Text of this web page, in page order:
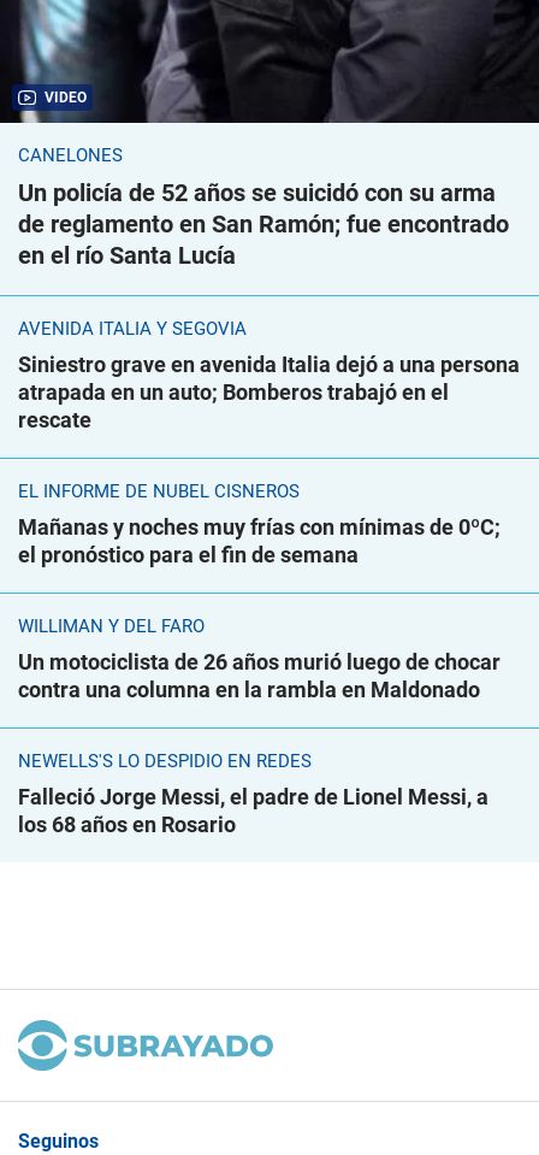
VIDEO
CANELONES
Un policía de 52 años se suicidó con su arma
de reglamento en San Ramón; fue encontrado
en el río Santa Lucía
AVENIDA ITALIA Y SEGOVIA
Siniestro grave en avenida Italia dejó a una persona
atrapada en un auto; Bomberos trabajó en el
rescate
EL INFORME DE NUBEL CISNEROS
Mañanas y noches muy frías con mínimas de 0ºC;
el pronóstico para el fin de semana
WILLIMAN Y DEL FARO
Un motociclista de 26 años murió luego de chocar
contra una columna en la rambla en Maldonado
NEWELLS'S LO DESPIDIÓ EN REDES
Falleció Jorge Messi, el padre de Lionel Messi, a
los 68 años en Rosario
Seguinos